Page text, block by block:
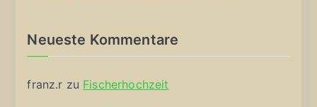
Neueste Kommentare
franz.r zu Fischerhochzeit